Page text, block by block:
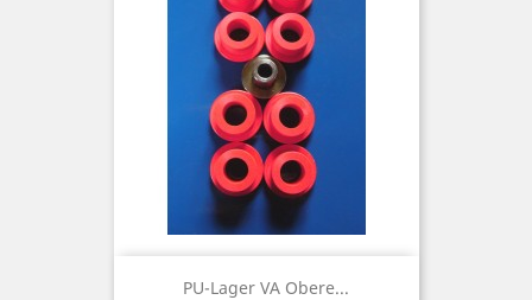
PU-Lager VA Obere...